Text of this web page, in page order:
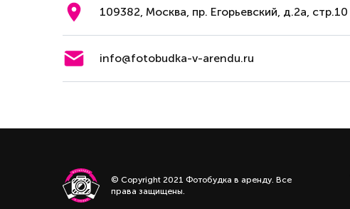
109382, Москва, пр. Егорьевский, д.2а, стр.10
info@fotobudka-v-arendu.ru
© Copyright 2021 Фотобудка в аренду. Все
права защищены.